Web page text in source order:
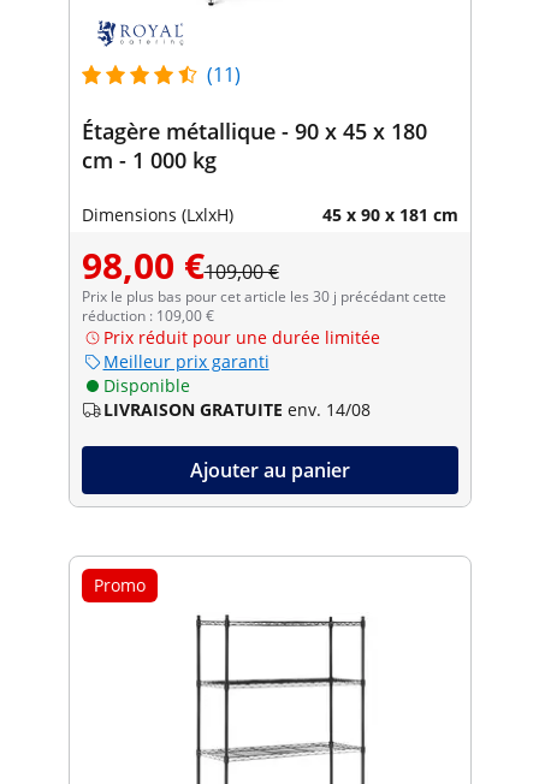
(11)
Étagère métallique - 90 x 45 x 180
cm - 1 000 kg
Dimensions (LxlxH) 45 x 90 x 181 cm
98,00 €109,00 €
Prix le plus bas pour cet article les 30 j précédant cette
réduction : 109,00 €
Prix réduit pour une durée limitée
Meilleur prix garanti
Disponible
LIVRAISON GRATUITE env. 14/08
Ajouter au panier
Promo